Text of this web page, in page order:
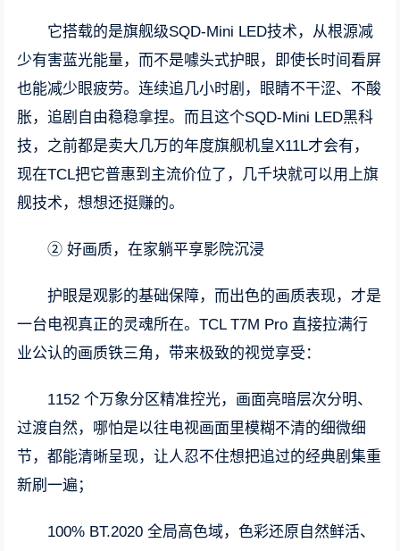
它搭载的是旗舰级SQD-Mini LED技术，从根源减
少有害蓝光能量，而不是噱头式护眼，即使长时间看屏
也能减少眼疲劳。连续追几小时剧，眼睛不干涩、不酸
胀，追剧自由稳稳拿捏。而且这个SQD-Mini LED黑科
技，之前都是卖大几万的年度旗舰机皇X11L才会有，
现在TCL把它普惠到主流价位了，几千块就可以用上旗
舰技术，想想还挺赚的。
② 好画质，在家躺平享影院沉浸
护眼是观影的基础保障，而出色的画质表现，才是
一台电视真正的灵魂所在。TCL T7M Pro 直接拉满行
业公认的画质铁三角，带来极致的视觉享受：
1152 个万象分区精准控光，画面亮暗层次分明、
过渡自然，哪怕是以往电视画面里模糊不清的细微细
节，都能清晰呈现，让人忍不住想把追过的经典剧集重
新刷一遍；
100% BT.2020 全局高色域，色彩还原自然鲜活、